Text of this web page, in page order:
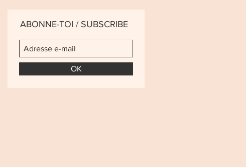
ABONNE-TOI / SUBSCRIBE
OK